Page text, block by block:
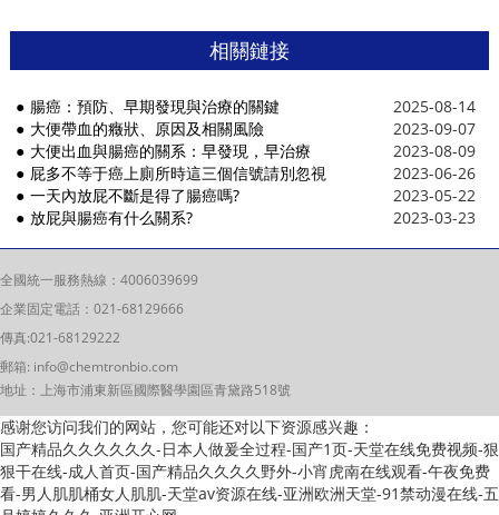
相關鏈接
腸癌：預防、早期發現與治療的關鍵
2025-08-14
大便帶血的癥狀、原因及相關風險
2023-09-07
大便出血與腸癌的關系：早發現，早治療
2023-08-09
屁多不等于癌上廁所時這三個信號請別忽視
2023-06-26
一天內放屁不斷是得了腸癌嗎?
2023-05-22
放屁與腸癌有什么關系?
2023-03-23
全國統一服務熱線： 4006039699
企業固定電話： 021-68129666
傳真:021-68129222
郵箱: info@chemtronbio.com
地址：上海市浦東新區國際醫學園區青黛路518號
感谢您访问我们的网站，您可能还对以下资源感兴趣：
国产精品久久久久久久-日本人做爰全过程-国产1页-天堂在线免费视频-狠
狠干在线-成人首页-国产精品久久久久野外-小宵虎南在线观看-午夜免费
看-男人肌肌桶女人肌肌-天堂av资源在线-亚洲欧洲天堂-91禁动漫在线-五